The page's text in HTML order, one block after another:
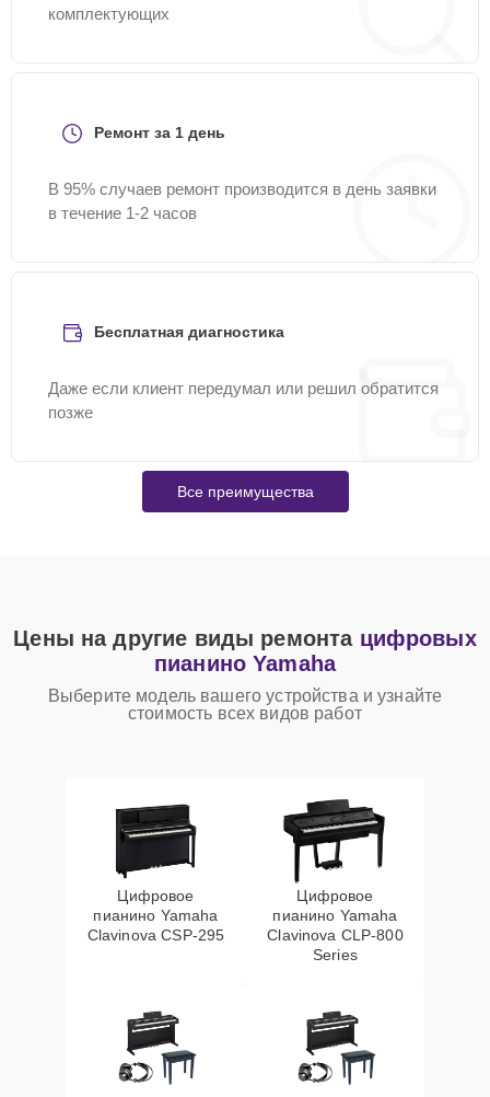
комплектующих
Ремонт за 1 день
В 95% случаев ремонт производится в день заявки
в течение 1-2 часов
Бесплатная диагностика
Даже если клиент передумал или решил обратится
позже
Все преимущества
Цены на другие виды ремонта цифровых
пианино Yamaha
Выберите модель вашего устройства и узнайте
стоимость всех видов работ
Цифровое
пианино Yamaha
Clavinova CSP-295
Цифровое
пианино Yamaha
Clavinova CLP-800
Series